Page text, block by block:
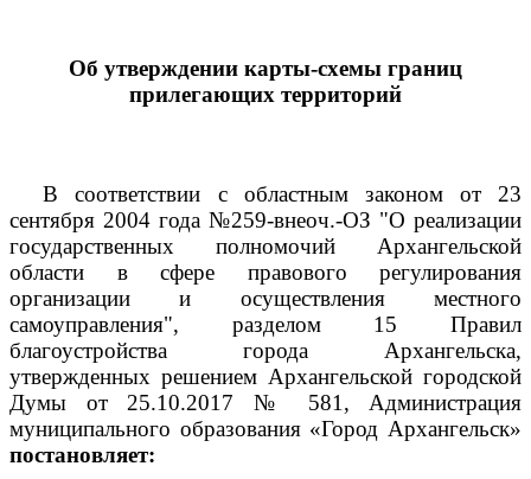
Об утверждении карты-схемы границ
прилегающих территорий
В соответствии с областным законом от 23
сентября 2004 года №259-внеоч.-ОЗ "О реализации
государственных полномочий Архангельской
области в сфере правового регулирования
организации и осуществления местного
самоуправления", разделом 15 Правил
благоустройства города Архангельска,
утвержденных решением Архангельской городской
Думы от 25.10.2017 № 581, Администрация
муниципального образования «Город Архангельск»
постановляет: